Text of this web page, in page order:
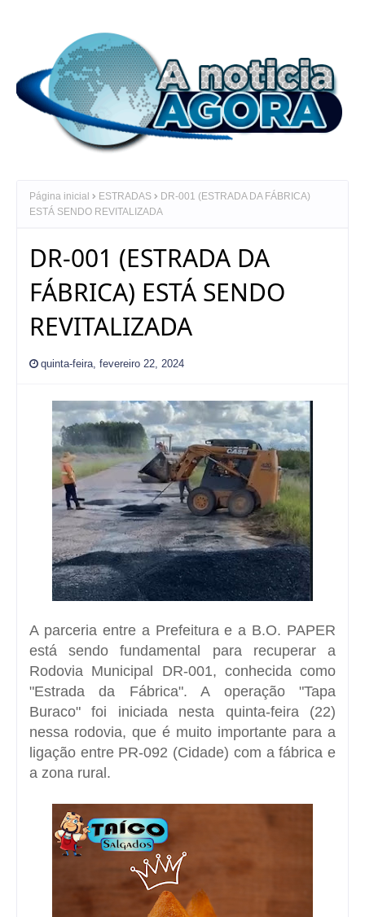
Página inicial ESTRADAS
DR-001 (ESTRADA DA FÁBRICA)
ESTÁ SENDO REVITALIZADA
DR-001 (ESTRADA DA
FÁBRICA) ESTÁ SENDO
REVITALIZADA
quinta-feira, fevereiro 22, 2024
A parceria entre a Prefeitura e a B.O. PAPER
está sendo fundamental para recuperar a
Rodovia Municipal DR-001, conhecida como
"Estrada da Fábrica". A operação "Tapa
Buraco" foi iniciada nesta quinta-feira (22)
nessa rodovia, que é muito importante para a
ligação entre PR-092 (Cidade) com a fábrica e
a zona rural.